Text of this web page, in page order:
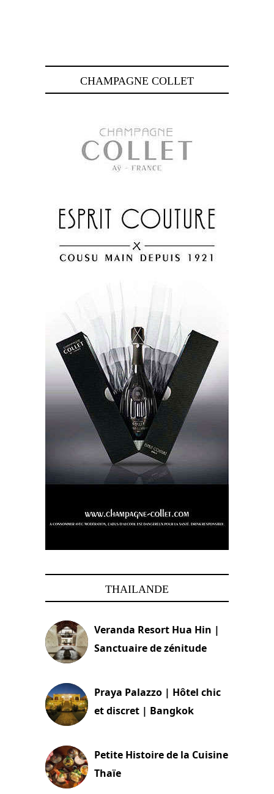
CHAMPAGNE COLLET
THAILANDE
Veranda Resort Hua Hin |
Sanctuaire de zénitude
Praya Palazzo | Hôtel chic
et discret | Bangkok
Petite Histoire de la Cuisine
Thaïe